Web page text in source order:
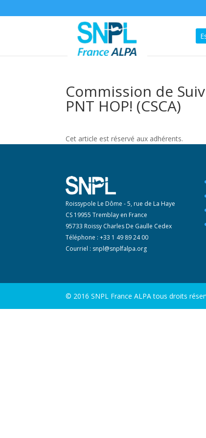
Commission de
PNT HOP! (CSCA)
Cet article est réservé aux adhérents.
Roissypole Le Dôme - 5, rue de La Haye
CS 19955 Tremblay en France
95733 Roissy Charles De Gaulle Cedex
Téléphone : +33 1 49 89 24 00
Courriel : snpl@snplfalpa.org
© 2016 SNPL France ALPA tous droits